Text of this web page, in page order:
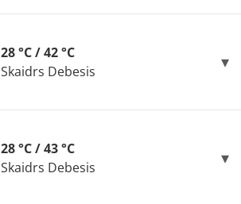
28 °C / 42 °C
Skaidrs Debesis
28 °C / 43 °C
Skaidrs Debesis